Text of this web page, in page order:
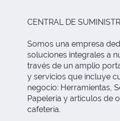
CENTRAL DE
Somos una empresa
soluciones integrales a
través de un amplio
y servicios que incluye
negocio: Herramientas,
Papelería y artículos de
cafetería.